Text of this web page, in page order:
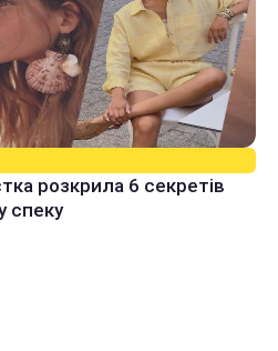
розкрила 6 секретів
спеку